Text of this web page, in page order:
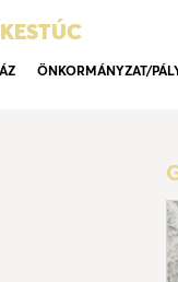
KESTÚC
ÖNKORMÁNYZAT/